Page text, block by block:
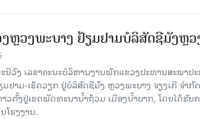
ຫຼວງພະບາງ ຢ້ຽມ​ຢາມບໍ​ລິ​ສັດຊີມັງຫຼວ
ນີວົງ ເລ​ຂາ​ຄະ​ນະ​ບໍ​ລິ​ຫານ​ງານ​ພັກແຂວງປະທານສະພາ
ມຢາມ-ເຮັດວຽກ ຢູ່ບໍລິສັດຊີມັງ ຫຼວງພະບາງ ຈຽງເກີ ຈໍາ
າວຕັ້ງຢູ່ເຂດພັດທະນານ້ຳຖ້ວມ ເມືອງນໍ້າບາກ, ໂດຍໄດ້ຮັ
ໂຮງງານ.